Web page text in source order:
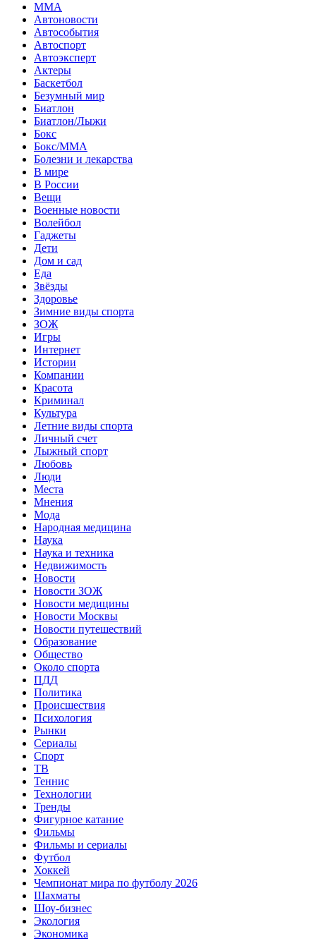
MMA
Автоновости
Автособытия
Автоспорт
Автоэксперт
Актеры
Баскетбол
Безумный мир
Биатлон
Биатлон/Лыжи
Бокс
Бокс/MMA
Болезни и лекарства
В мире
В России
Вещи
Военные новости
Волейбол
Гаджеты
Дети
Дом и сад
Еда
Звёзды
Здоровье
Зимние виды спорта
ЗОЖ
Игры
Интернет
Истории
Компании
Красота
Криминал
Культура
Летние виды спорта
Личный счет
Лыжный спорт
Любовь
Люди
Места
Мнения
Мода
Народная медицина
Наука
Наука и техника
Недвижимость
Новости
Новости ЗОЖ
Новости медицины
Новости Москвы
Новости путешествий
Образование
Общество
Около спорта
ПДД
Политика
Происшествия
Психология
Рынки
Сериалы
Спорт
ТВ
Теннис
Технологии
Тренды
Фигурное катание
Фильмы
Фильмы и сериалы
Футбол
Хоккей
Чемпионат мира по футболу 2026
Шахматы
Шоу-бизнес
Экология
Экономика